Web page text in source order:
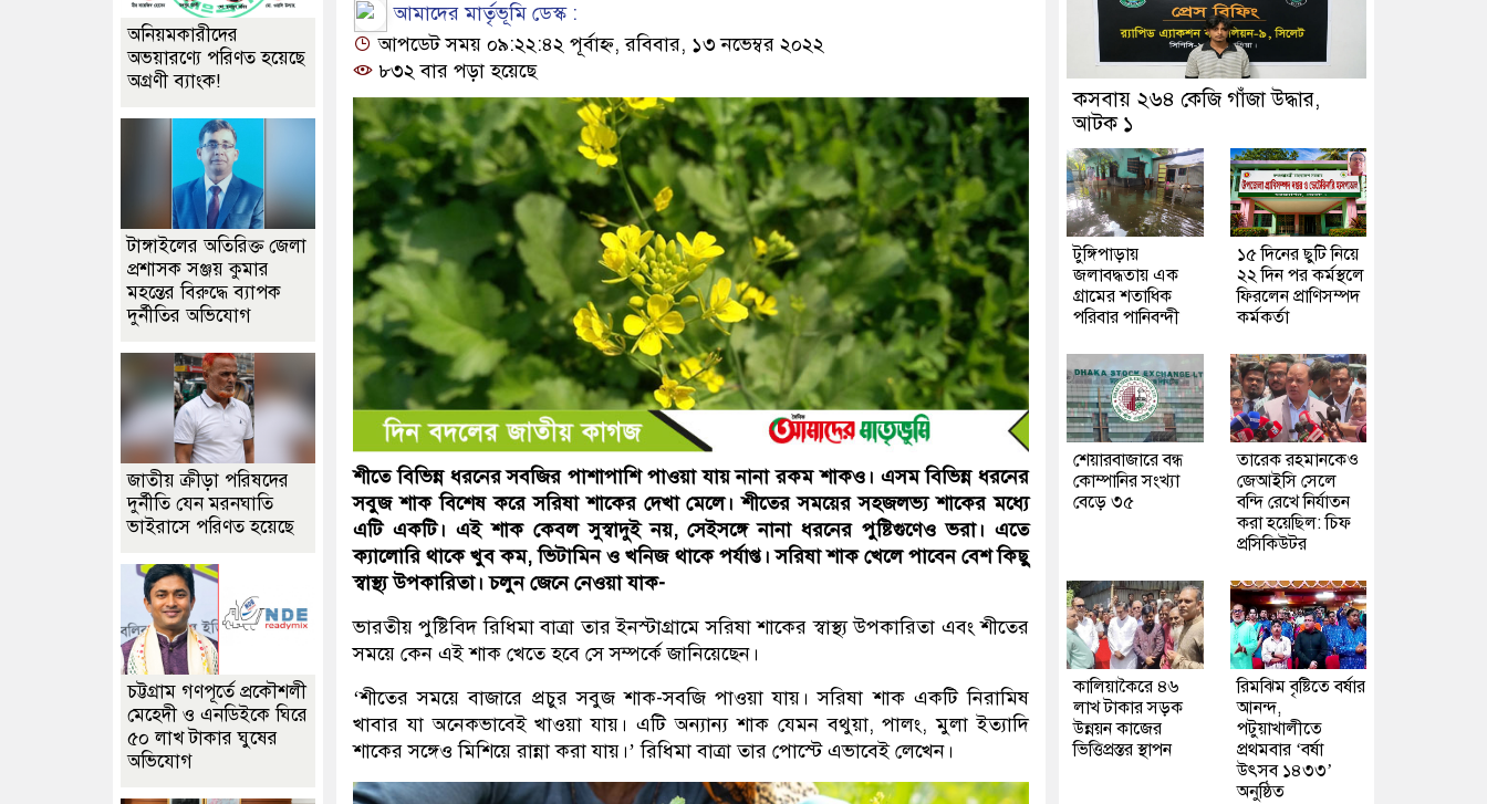
আমাদের মার্তৃভূমি ডেস্ক :
আপডেট সময় ০৯:২২:৪২ পূর্বাহ্ন, রবিবার, ১৩ নভেম্বর ২০২২
৮৩২ বার পড়া হয়েছে
শীতে বিভিন্ন ধরনের সবজির পাশাপাশি পাওয়া যায় নানা রকম শাকও। এসম বিভিন্ন ধরনের
সবুজ শাক বিশেষ করে সরিষা শাকের দেখা মেলে। শীতের সময়ের সহজলভ্য শাকের মধ্যে
এটি একটি। এই শাক কেবল সুস্বাদুই নয়, সেইসঙ্গে নানা ধরনের পুষ্টিগুণেও ভরা। এতে
ক্যালোরি থাকে খুব কম, ভিটামিন ও খনিজ থাকে পর্যাপ্ত। সরিষা শাক খেলে পাবেন বেশ কিছু
স্বাস্থ্য উপকারিতা। চলুন জেনে নেওয়া যাক-
ভারতীয় পুষ্টিবিদ রিধিমা বাত্রা তার ইনস্টাগ্রামে সরিষা শাকের স্বাস্থ্য উপকারিতা এবং শীতের
সময়ে কেন এই শাক খেতে হবে সে সম্পর্কে জানিয়েছেন।
‌‘শীতের সময়ে বাজারে প্রচুর সবুজ শাক-সবজি পাওয়া যায়। সরিষা শাক একটি নিরামিষ
খাবার যা অনেকভাবেই খাওয়া যায়। এটি অন্যান্য শাক যেমন বথুয়া, পালং, মুলা ইত্যাদি
শাকের সঙ্গেও মিশিয়ে রান্না করা যায়।’ রিধিমা বাত্রা তার পোস্টে এভাবেই লেখেন।
অনিয়মকারীদের
অভয়ারণ্যে পরিণত হয়েছে
অগ্রণী ব্যাংক!
টাঙ্গাইলের অতিরিক্ত জেলা
প্রশাসক সঞ্জয় কুমার
মহন্তের বিরুদ্ধে ব্যাপক
দুর্নীতির অভিযোগ
জাতীয় ক্রীড়া পরিষদের
দুর্নীতি যেন মরনঘাতি
ভাইরাসে পরিণত হয়েছে
চট্টগ্রাম গণপূর্তে প্রকৌশলী
মেহেদী ও এনডিইকে ঘিরে
৫০ লাখ টাকার ঘুষের
অভিযোগ
কসবায় ২৬৪ কেজি গাঁজা উদ্ধার,
আটক ১
টুঙ্গিপাড়ায়
জলাবদ্ধতায় এক
গ্রামের শতাধিক
পরিবার পানিবন্দী
১৫ দিনের ছুটি নিয়ে
২২ দিন পর কর্মস্থলে
ফিরলেন প্রাণিসম্পদ
কর্মকর্তা
শেয়ারবাজারে বন্ধ
কোম্পানির সংখ্যা
বেড়ে ৩৫
তারেক রহমানকেও
জেআইসি সেলে
বন্দি রেখে নির্যাতন
করা হয়েছিল: চিফ
প্রসিকিউটর
কালিয়াকৈরে ৪৬
লাখ টাকার সড়ক
উন্নয়ন কাজের
ভিত্তিপ্রস্তর স্থাপন
রিমঝিম বৃষ্টিতে বর্ষার
আনন্দ,
পটুয়াখালীতে
প্রথমবার ‘বর্ষা
উৎসব ১৪৩৩’
অনুষ্ঠিত